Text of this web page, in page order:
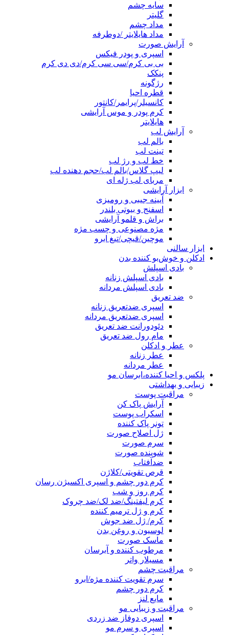
سایه چشم
گلیتر
مداد چشم
مداد هایلایتر /دوطرفه
آرایش صورت
اسپری و پودر فیکس
بی بی کرم/سی سی کرم/دی دی کرم
پنکک
رژگونه
قطره احیا
کانسیلر/پرایمر/کانتور
کرم پودر و موس آرایشی
هایلایتر
آرایش لب
بالم لب
تینت لب
خط لب و رژ لب
لیپ گلاس/بالم لب/حجم دهنده لب
مربای لب ژله ای
ابزار آرایشی
آیینه جیبی و رومیزی
اسفنج و بیوتی بلندر
براش و قلمو آرایشی
مژه مصنوعی و چسب مژه
موچین/قیچی/تیغ ابرو
ابزار سالنی
ادکلن و خوش‌بو کننده بدن
بادی اسپلش
بادی اسپلش زنانه
بادی اسپلش مردانه
ضد تعریق
اسپری ضدتعریق زنانه
اسپری ضدتعریق مردانه
دئودورانت ضد تعریق
مام رول ضد تعریق
عطر و ادکلن
عطر زنانه
عطر مردانه
پلکس و احیا کننده،ابرسان مو
زیبایی و بهداشتی
مراقبت پوست
آرایش پاک کن
اسکراب پوست
تونر پاک کننده
ژل اصلاح صورت
سرم صورت
شوینده صورت
ضدآفتاب
قرص تقویتی/کلاژن
کرم دور چشم و اسپری اکسیژن رسان
کرم روز و شب
کرم لیفتینگ/ضد لک/ضد چروک
کرم و ژل ترمیم کننده
کرم/ ژل ضد جوش
لوسیون و روغن بدن
ماسک صورت
مرطوب کننده و آبرسان
مسیلار واتر
مراقبت چشم
سرم تقویت کننده مژه/ابرو
کرم دور چشم
مایع لنز
مراقبت و زیبایی مو
اسپری دوفاز ضد زردی
اسپری و سرم مو